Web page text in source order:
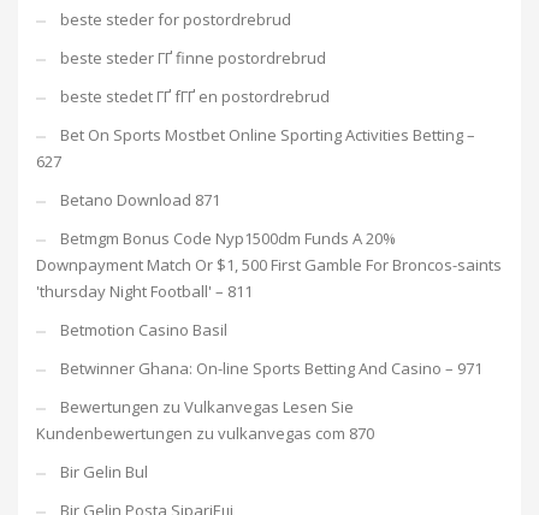
beste steder for postordrebrud
beste steder ГҐ finne postordrebrud
beste stedet ГҐ fГҐ en postordrebrud
Bet On Sports Mostbet Online Sporting Activities Betting –
627
Betano Download 871
Betmgm Bonus Code Nyp1500dm Funds A 20%
Downpayment Match Or $1, 500 First Gamble For Broncos-saints
'thursday Night Football' – 811
Betmotion Casino Basil
Betwinner Ghana: On-line Sports Betting And Casino – 971
Bewertungen zu Vulkanvegas Lesen Sie
Kundenbewertungen zu vulkanvegas com 870
Bir Gelin Bul
Bir Gelin Posta SipariЕџi